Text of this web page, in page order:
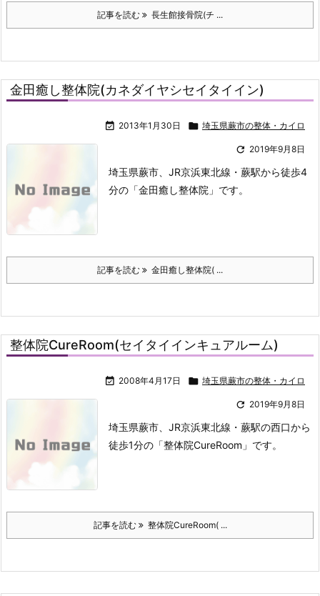
記事を読む 長生館接骨院(チ ...
金田癒し整体院(カネダイヤシセイタイイン)
 2013年1月30日  埼玉県蕨市の整体・カイロ
 2019年9月8日
埼玉県蕨市、JR京浜東北線・蕨駅から徒歩4
分の「金田癒し整体院」です。
記事を読む 金田癒し整体院( ...
整体院CureRoom(セイタイインキュアルーム)
 2008年4月17日  埼玉県蕨市の整体・カイロ
 2019年9月8日
埼玉県蕨市、JR京浜東北線・蕨駅の西口から
徒歩1分の「整体院CureRoom」です。
記事を読む 整体院CureRoom( ...